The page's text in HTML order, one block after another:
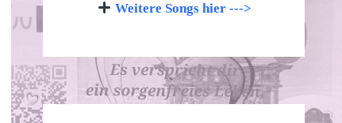
Weitere Songs hier --->